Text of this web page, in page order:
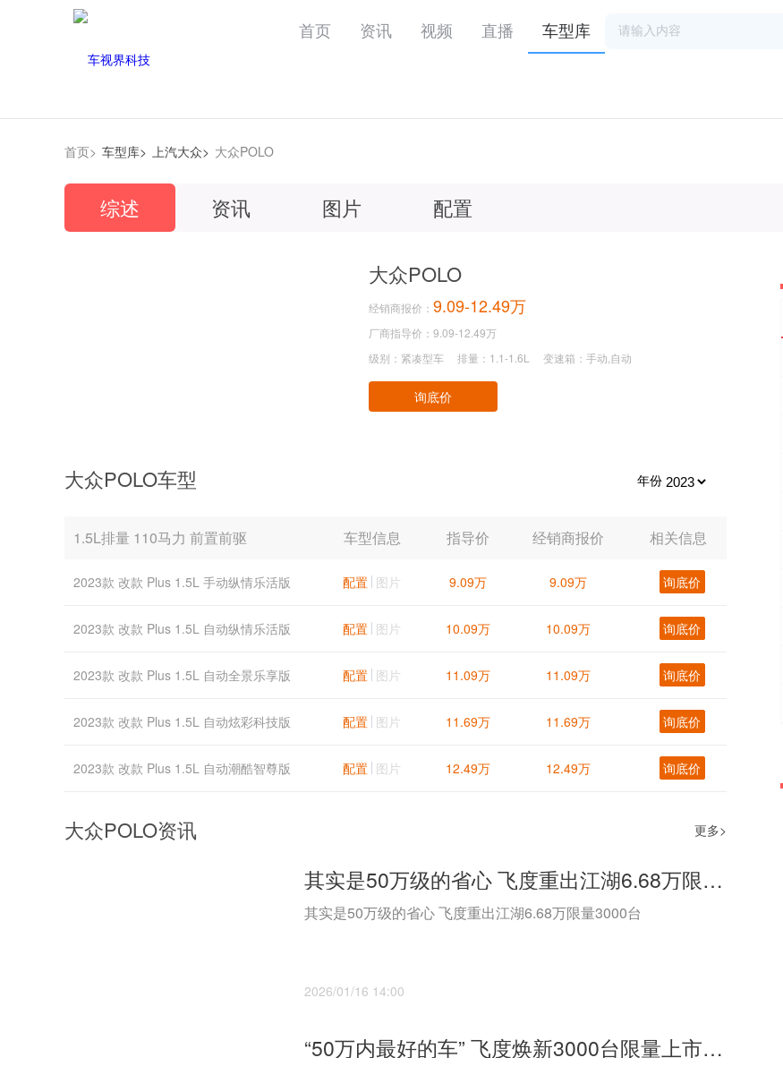
首页 资讯 视频 直播 车型库
首页> 车型库> 上汽大众> 大众POLO
综述 资讯 图片 配置
大众POLO
经销商报价： 9.09-12.49万
厂商指导价：9.09-12.49万
级别：紧凑型车
排量：1.1-1.6L 变速箱：手动,自动
询底价
大众POLO车型 年份
1.5L排量 110马力 前置前驱 车型信息 指导价 经销商报价 相关信息
2023款 改款 Plus 1.5L 手动纵情乐活版 配置 图片 9.09万 9.09万 询底价
2023款 改款 Plus 1.5L 自动纵情乐活版 配置 图片 10.09万 10.09万 询底价
2023款 改款 Plus 1.5L 自动全景乐享版 配置 图片 11.09万 11.09万 询底价
2023款 改款 Plus 1.5L 自动炫彩科技版 配置 图片 11.69万 11.69万 询底价
2023款 改款 Plus 1.5L 自动潮酷智尊版 配置 图片 12.49万 12.49万 询底价
大众POLO资讯 更多>
其实是50万级的省心 飞度重出江湖6.68万限量3000台
其实是50万级的省心 飞度重出江湖6.68万限量3000台
2026/01/16 14:00
“50万内最好的车” 飞度焕新3000台限量上市售6.68万